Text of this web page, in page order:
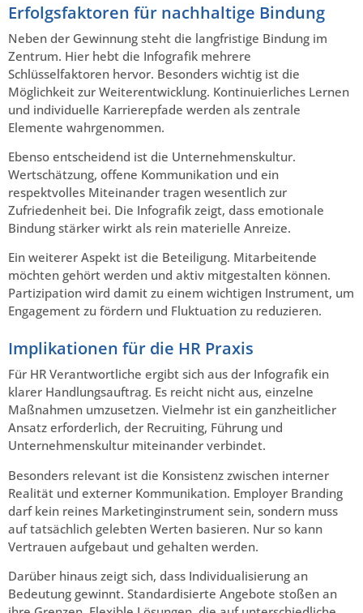
Erfolgsfaktoren für nachhaltige Bindung
Neben der Gewinnung steht die langfristige Bindung im
Zentrum. Hier hebt die Infografik mehrere
Schlüsselfaktoren hervor. Besonders wichtig ist die
Möglichkeit zur Weiterentwicklung. Kontinuierliches Lernen
und individuelle Karrierepfade werden als zentrale
Elemente wahrgenommen.
Ebenso entscheidend ist die Unternehmenskultur.
Wertschätzung, offene Kommunikation und ein
respektvolles Miteinander tragen wesentlich zur
Zufriedenheit bei. Die Infografik zeigt, dass emotionale
Bindung stärker wirkt als rein materielle Anreize.
Ein weiterer Aspekt ist die Beteiligung. Mitarbeitende
möchten gehört werden und aktiv mitgestalten können.
Partizipation wird damit zu einem wichtigen Instrument, um
Engagement zu fördern und Fluktuation zu reduzieren.
Implikationen für die HR Praxis
Für HR Verantwortliche ergibt sich aus der Infografik ein
klarer Handlungsauftrag. Es reicht nicht aus, einzelne
Maßnahmen umzusetzen. Vielmehr ist ein ganzheitlicher
Ansatz erforderlich, der Recruiting, Führung und
Unternehmenskultur miteinander verbindet.
Besonders relevant ist die Konsistenz zwischen interner
Realität und externer Kommunikation. Employer Branding
darf kein reines Marketinginstrument sein, sondern muss
auf tatsächlich gelebten Werten basieren. Nur so kann
Vertrauen aufgebaut und gehalten werden.
Darüber hinaus zeigt sich, dass Individualisierung an
Bedeutung gewinnt. Standardisierte Angebote stoßen an